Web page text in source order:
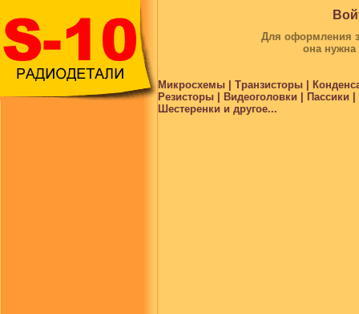
Для оформления
она
Микросхемы | Транзисторы |
Резисторы | Видеоголовки |
Шестеренки и другое...